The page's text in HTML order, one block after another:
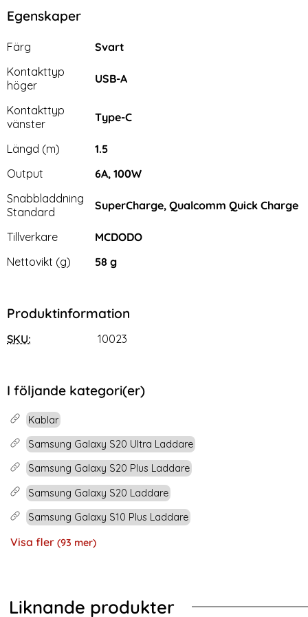
Egenskaper
Egenskaper/attribut för denna produkt
Attribut
Färg
Svart
Kontakttyp
höger
USB-A
Kontakttyp
vänster
Type-C
Längd (m)
1.5
Output
6A, 100W
Snabbladdning
Standard
SuperCharge, Qualcomm Quick Charge
Tillverkare
MCDODO
Nettovikt (g)
58 g
Produktinformation
SKU: 10023
I följande kategori(er)
Kablar
Samsung Galaxy S20 Ultra Laddare
Samsung Galaxy S20 Plus Laddare
Samsung Galaxy S20 Laddare
Samsung Galaxy S10 Plus Laddare
Visa fler (93 mer)
Liknande produkter